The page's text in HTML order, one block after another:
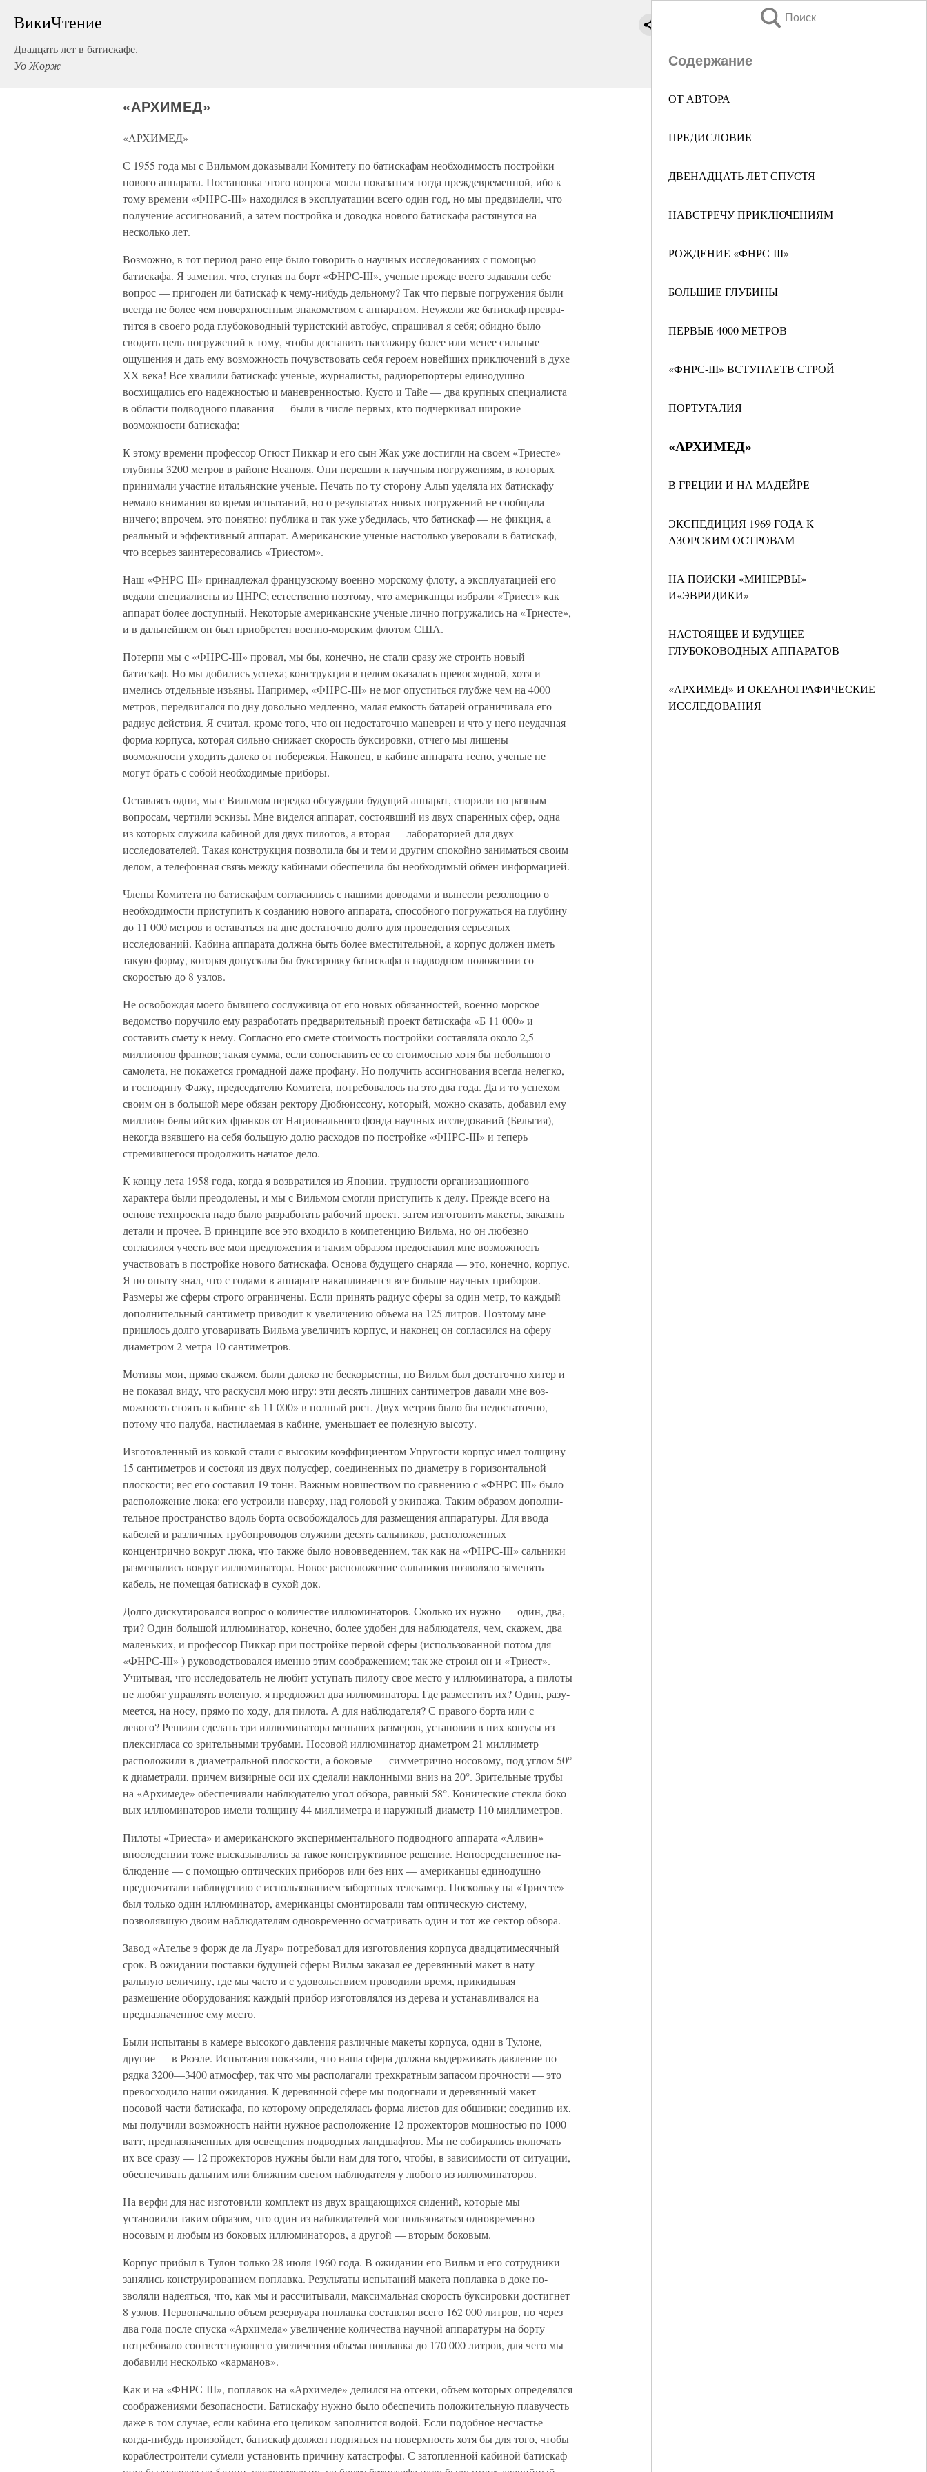
ВикиЧтение
Двадцать лет в батискафе.
Уо Жорж
Поиск
Содержание
ОТ АВТОРА
ПРЕДИСЛОВИЕ
ДВЕНАДЦАТЬ ЛЕТ СПУСТЯ
НАВСТРЕЧУ ПРИКЛЮЧЕНИЯМ
РОЖДЕНИЕ «ФНРС-ІІІ»
БОЛЬШИЕ ГЛУБИНЫ
ПЕРВЫЕ 4000 МЕТРОВ
«ФНРС-ІІІ» ВСТУПАЕТВ СТРОЙ
ПОРТУГАЛИЯ
«АРХИМЕД»
В ГРЕЦИИ И НА МАДЕЙРЕ
ЭКСПЕДИЦИЯ 1969 ГОДА К
АЗОРСКИМ ОСТРОВАМ
НА ПОИСКИ «МИНЕРВЫ»
И«ЭВРИДИКИ»
НАСТОЯЩЕЕ И БУДУЩЕЕ
ГЛУБОКОВОДНЫХ АППАРАТОВ
«АРХИМЕД» И ОКЕАНОГРАФИЧЕСКИЕ
ИССЛЕДОВАНИЯ
«АРХИМЕД»
«АРХИМЕД»
С 1955 года мы с Вильмом доказывали Комитету по бати­скафам необходимость по­стройки
нового аппарата. По­становка этого вопроса могла показаться тогда преждевре­менной, ибо к
тому времени «ФНРС-ІІІ» находился в эк­сплуатации всего один год, но мы предвидели, что
получение ассигнований, а затем построй­ка и доводка нового батискафа растянутся на
несколько лет.
Возможно, в тот период рано еще было говорить о научных исследованиях с помощью
батискафа. Я заметил, что, ступая на борт «ФНРС-ІІІ», ученые прежде всего задавали себе
вопрос — пригоден ли батискаф к чему-нибудь дельному? Так что первые погружения были
всегда не более чем поверхност­ным знакомством с аппаратом. Неужели же батискаф превра­
тится в своего рода глубоководный туристский автобус, спра­шивал я себя; обидно было
сводить цель погружений к тому, чтобы доставить пассажиру более или менее сильные
ощущения и дать ему возможность почувствовать себя героем новейших приключений в духе
XX века! Все хвалили батискаф: ученые, журналисты, радиорепортеры единодушно
восхищались его надежностью и маневренностью. Кусто и Тайе — два крупных специалиста
в области подводного плавания — были в числе первых, кто подчеркивал широкие
возможности батискафа;
К этому времени профессор Огюст Пиккар и его сын Жак уже достигли на своем «Триесте»
глубины 3200 метров в райо­не Неаполя. Они перешли к научным погружениям, в которых
принимали участие итальянские ученые. Печать по ту сторону Альп уделяла их батискафу
немало внимания во время испы­таний, но о результатах новых погружений не сообщала
ниче­го; впрочем, это понятно: публика и так уже убедилась, что батискаф — не фикция, а
реальный и эффективный аппарат. Американские ученые настолько уверовали в батискаф,
что всерьез заинтересовались «Триестом».
Наш «ФНРС-ІІІ» принадлежал французскому военно-мор­скому флоту, а эксплуатацией его
ведали специалисты из ЦНРС; естественно поэтому, что американцы избрали «Триест» как
аппарат более доступный. Некоторые американские ученые лично погружались на «Триесте»,
и в дальнейшем он был при­обретен военно-морским флотом США.
Потерпи мы с «ФНРС-ІІІ» провал, мы бы, конечно, не стали сразу же строить новый
батискаф. Но мы добились успеха; конструкция в целом оказалась превосходной, хотя и
имелись отдельные изъяны. Например, «ФНРС-ІІІ» не мог опуститься глубже чем на 4000
метров, передвигался по дну довольно мед­ленно, малая емкость батарей ограничивала его
радиус дейст­вия. Я считал, кроме того, что он недостаточно маневрен и что у него неудачная
форма корпуса, которая сильно снижает ско­рость буксировки, отчего мы лишены
возможности уходить да­леко от побережья. Наконец, в кабине аппарата тесно, ученые не
могут брать с собой необходимые приборы.
Оставаясь одни, мы с Вильмом нередко обсуждали буду­щий аппарат, спорили по разным
вопросам, чертили эскизы. Мне виделся аппарат, состоявший из двух спаренных сфер, од­на
из которых служила кабиной для двух пилотов, а вторая — лабораторией для двух
исследователей. Такая конструкция по­зволила бы и тем и другим спокойно заниматься своим
делом, а телефонная связь между кабинами обеспечила бы необходи­мый обмен информацией.
Члены Комитета по батискафам согласились с нашими до­водами и вынесли резолюцию о
необходимости приступить к созданию нового аппарата, способного погружаться на глубину
до 11 000 метров и оставаться на дне достаточно долго для про­ведения серьезных
исследований. Кабина аппарата должна быть более вместительной, а корпус должен иметь
такую фор­му, которая допускала бы буксировку батискафа в надводном положении со
скоростью до 8 узлов.
Не освобождая моего бывшего сослуживца от его новых обязанностей, военно-морское
ведомство поручило ему разработать предварительный проект батискафа «Б 11 000» и
составить смету к нему. Согласно его смете стоимость постройки состав­ляла около 2,5
миллионов франков; такая сумма, если сопо­ставить ее со стоимостью хотя бы небольшого
самолета, не покажется громадной даже профану. Но получить ассигнования всегда нелегко,
и господину Фажу, председателю Комитета, потребовалось на это два года. Да и то успехом
своим он в большой мере обязан ректору Дюбюиссону, который, можно сказать, добавил ему
миллион бельгийских франков от Нацио­нального фонда научных исследований (Бельгия),
некогда взяв­шего на себя большую долю расходов по постройке «ФНРС-ІII» и теперь
стремившегося продолжить начатое дело.
К концу лета 1958 года, когда я возвратился из Японии, трудности организационного
характера были преодолены, и мы с Вильмом смогли приступить к делу. Прежде всего на
основе техпроекта надо было разработать рабочий проект, затем изго­товить макеты, заказать
детали и прочее. В принципе все это входило в компетенцию Вильма, но он любезно
согласился учесть все мои предложения и таким образом предоставил мне возможность
участвовать в постройке нового батискафа. Осно­ва будущего снаряда — это, конечно, корпус.
Я по опыту знал, что с годами в аппарате накапливается все больше научных приборов.
Размеры же сферы строго ограничены. Если принять радиус сферы за один метр, то каждый
дополнительный санти­метр приводит к увеличению объема на 125 литров. Поэтому мне
пришлось долго уговаривать Вильма увеличить корпус, и наконец он согласился на сферу
диаметром 2 метра 10 сан­тиметров.
Мотивы мои, прямо скажем, были далеко не бескорыстны, но Вильм был достаточно хитер и
не показал виду, что раску­сил мою игру: эти десять лишних сантиметров давали мне воз­
можность стоять в кабине «Б 11 000» в полный рост. Двух мет­ров было бы недостаточно,
потому что палуба, настилаемая в кабине, уменьшает ее полезную высоту.
Изготовленный из ковкой стали с высоким коэффициентом Упругости корпус имел толщину
15 сантиметров и состоял из двух полусфер, соединенных по диаметру в горизонтальной
плоскости; вес его составил 19 тонн. Важным новшеством по сравнению с «ФНРС-IIІ» было
расположение люка: его устрои­ли наверху, над головой у экипажа. Таким образом дополни­
тельное пространство вдоль борта освобождалось для размещения аппаратуры. Для ввода
кабелей и различных трубопрово­дов служили десять сальников, расположенных
концентрично вокруг люка, что также было нововведением, так как на «ФНРС-III» сальники
размещались вокруг иллюминатора. Новое расположение сальников позволяло заменять
кабель, не помещая батискаф в сухой док.
Долго дискутировался вопрос о количестве иллюминаторов. Сколько их нужно — один, два,
три? Один большой иллюмина­тор, конечно, более удобен для наблюдателя, чем, скажем, два
маленьких, и профессор Пиккар при постройке первой сферы (использованной потом для
«ФНРС-ІІІ» ) руководствовался имен­но этим соображением; так же строил он и «Триест».
Учиты­вая, что исследователь не любит уступать пилоту свое место у иллюминатора, а пилоты
не любят управлять вслепую, я предложил два иллюминатора. Где разместить их? Один, разу­
меется, на носу, прямо по ходу, для пилота. А для наблюдате­ля? С правого борта или с
левого? Решили сделать три иллю­минатора меньших размеров, установив в них конусы из
плек­сигласа со зрительными трубами. Носовой иллюминатор диаметром 21 миллиметр
расположили в диаметральной плоскости, а боковые — симметрично носовому, под углом 50°
к диаметрали, причем визирные оси их сделали наклонными вниз на 20°. Зрительные трубы
на «Архимеде» обеспечивали наблюдателю угол обзора, равный 58°. Конические стекла боко­
вых иллюминаторов имели толщину 44 миллиметра и наруж­ный диаметр 110 миллиметров.
Пилоты «Триеста» и американского экспериментального подводного аппарата «Алвин»
впоследствии тоже высказыва­лись за такое конструктивное решение. Непосредственное на­
блюдение — с помощью оптических приборов или без них — американцы единодушно
предпочитали наблюдению с исполь­зованием забортных телекамер. Поскольку на «Триесте»
был только один иллюминатор, американцы смонтировали там оп­тическую систему,
позволявшую двоим наблюдателям одно­временно осматривать один и тот же сектор обзора.
Завод «Ателье э форж де ла Лyap» потребовал для изготов­ления корпуса двадцатимесячный
срок. В ожидании поставки будущей сферы Вильм заказал ее деревянный макет в нату­
ральную величину, где мы часто и с удовольствием проводили время, прикидывая
размещение оборудования: каждый прибор изготовлялся из дерева и устанавливался на
предназначенное ему место.
Были испытаны в камере высокого давления различные ма­кеты корпуса, одни в Тулоне,
другие — в Рюэле. Испытания показали, что наша сфера должна выдерживать давление по­
рядка 3200—3400 атмосфер, так что мы располагали трех­кратным запасом прочности — это
превосходило наши ожида­ния. К деревянной сфере мы подогнали и деревянный макет
носовой части батискафа, по которому определялась форма листов для обшивки; соединив их,
мы получили возможность найти нужное расположение 12 прожекторов мощностью по 1000
ватт, предназначенных для освещения подводных ланд­шафтов. Мы не собирались включать
их все сразу — 12 про­жекторов нужны были нам для того, чтобы, в зависимости от ситуации,
обеспечивать дальним или ближним светом наблю­дателя у любого из иллюминаторов.
На верфи для нас изготовили комплект из двух вращаю­щихся сидений, которые мы
установили таким образом, что один из наблюдателей мог пользоваться одновременно
носовым и любым из боковых иллюминаторов, а другой — вторым бо­ковым.
Корпус прибыл в Тулон только 28 июля 1960 года. В ожи­дании его Вильм и его сотрудники
занялись конструированием поплавка. Результаты испытаний макета поплавка в доке по­
зволяли надеяться, что, как мы и рассчитывали, максималь­ная скорость буксировки достигнет
8 узлов. Первоначально объем резервуара поплавка составлял всего 162 000 литров, но через
два года после спуска «Архимеда» увеличение количест­ва научной аппаратуры на борту
потребовало соответствующе­го увеличения объема поплавка до 170 000 литров, для чего мы
добавили несколько «карманов».
Как и на «ФНРС-ІІІ», поплавок на «Архимеде» делился на отсеки, объем которых определялся
соображениями безопас­ности. Батискафу нужно было обеспечить положительную пла­вучесть
даже в том случае, если кабина его целиком заполнит­ся водой. Если подобное несчастье
когда-нибудь произойдет, батискаф должен подняться на поверхность хотя бы для того, чтобы
кораблестроители сумели установить причину катастро­фы. С затопленной кабиной батискаф